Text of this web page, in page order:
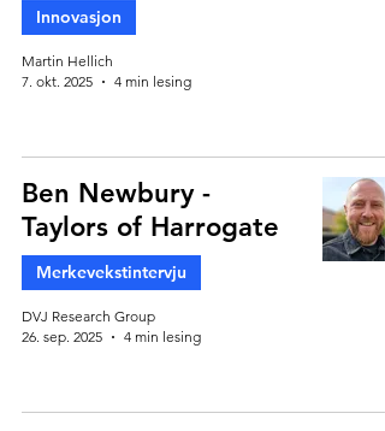
Innovasjon
Martin Hellich
7. okt. 2025
4 min lesing
Ben Newbury -
Taylors of Harrogate
Merkevekstintervju
DVJ Research Group
26. sep. 2025
4 min lesing